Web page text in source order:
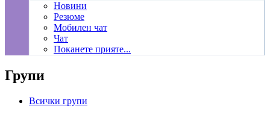
Новини
Резюме
Мобилен чат
Чат
Поканете прияте...
Групи
Всички групи